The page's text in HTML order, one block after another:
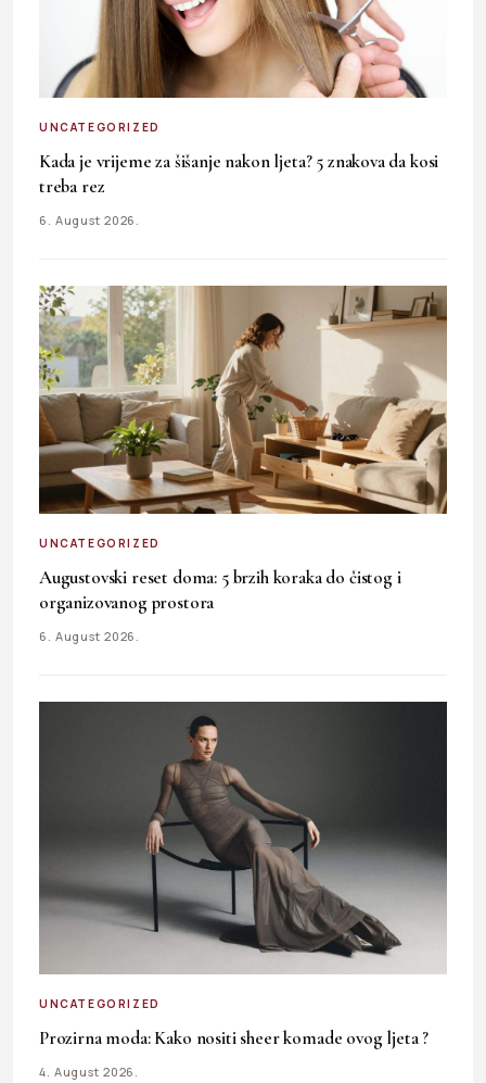
UNCATEGORIZED
Kada je vrijeme za šišanje nakon ljeta? 5 znakova da kosi
treba rez
6. August 2026.
UNCATEGORIZED
Augustovski reset doma: 5 brzih koraka do čistog i
organizovanog prostora
6. August 2026.
UNCATEGORIZED
Prozirna moda: Kako nositi sheer komade ovog ljeta ?
4. August 2026.